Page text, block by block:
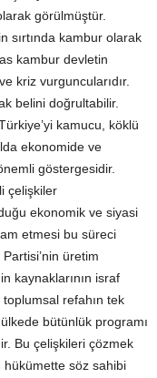
görülmüştür.
sırtında kambur olarak
kambur devletin
kriz vurguncularıdır.
belini doğrultabilir.
kamucu, köklü
ekonomide ve
göstergesidir.
çelişkiler
ekonomik ve siyasi
etmesi bu süreci
üretim
kaynaklarının israf
refahın tek
bütünlük programı
Bu çelişkileri çözmek
hükümette söz sahibi